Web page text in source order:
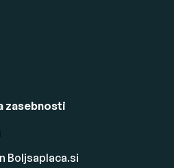
zasebnosti
Boljsaplaca.si